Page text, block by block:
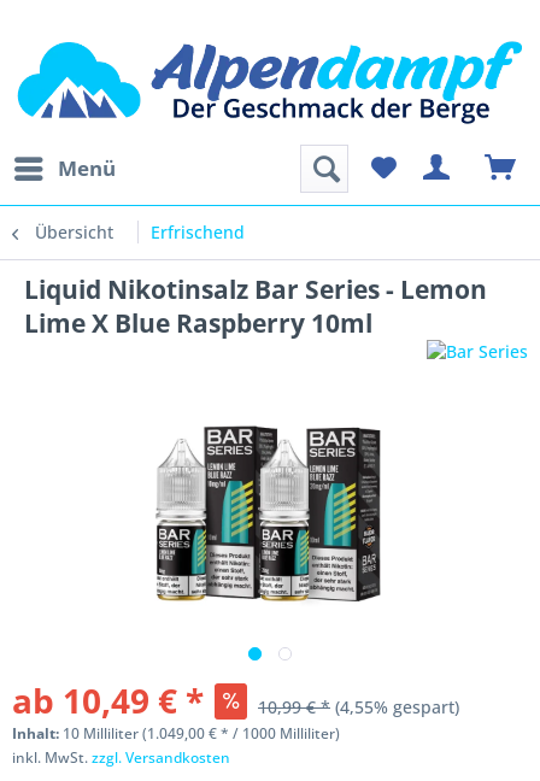
Menü
Übersicht Erfrischend
Liquid Nikotinsalz Bar Series - Lemon
Lime X Blue Raspberry 10ml
ab 10,49 € * 10,99 € * (4,55% gespart)
Inhalt: 10 Milliliter (1.049,00 € * / 1000 Milliliter)
inkl. MwSt.zzgl. Versandkosten